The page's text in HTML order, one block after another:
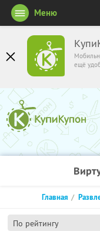
ещё
Меню
По рейтингу
Главная